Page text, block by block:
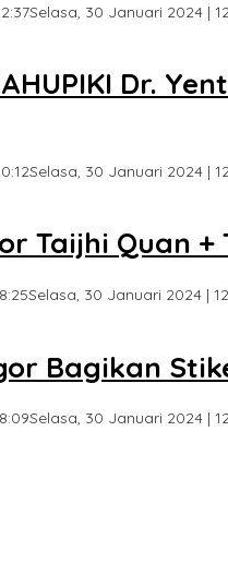
Selasa, 30 Januari 2024 |
Dr.
Selasa, 30 Januari 2024 |
Taijhi Quan
Selasa, 30 Januari 2024 |
Bagikan
Selasa, 30 Januari 2024 |